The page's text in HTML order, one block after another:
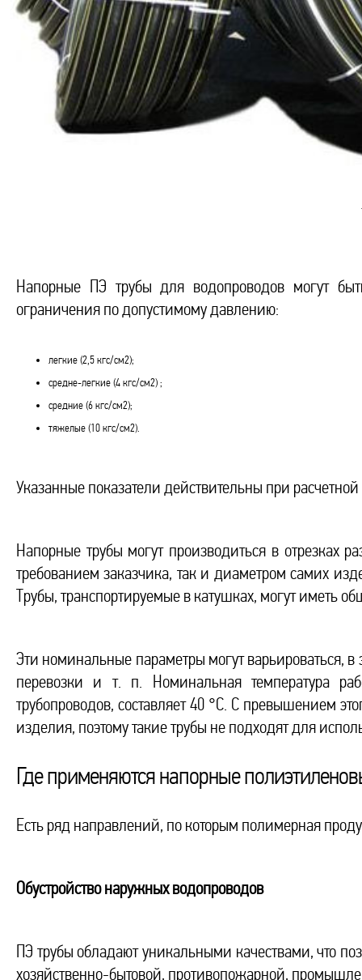
Напорные ПЭ трубы для водопроводов могут
ограничения по допустимому давлению:
легкие (2,5 кгс/см2);
средне-легкие (4 кгс/см2) ;
средние (6 кгс/см2);
тяжелые (10 кгс/см2).
Указанные показатели действительны при
Напорные трубы могут производиться в отрезках
требованием заказчика, так и диаметром самих
Трубы, транспортируемые в катушках, могут иметь
Эти номинальные параметры могут варьироваться,
перевозки и т. п. Номинальная температура
трубопроводов, составляет 40 °С. С превышением
изделия, поэтому такие трубы не подходят для
Где применяются напорные
Есть ряд направлений, по которым полимерная
Обустройство наружных водопроводов
ПЭ трубы обладают уникальными качествами, что
хозяйственно-бытовой, противопожарной,